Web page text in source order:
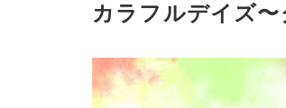
カラフルデイズ